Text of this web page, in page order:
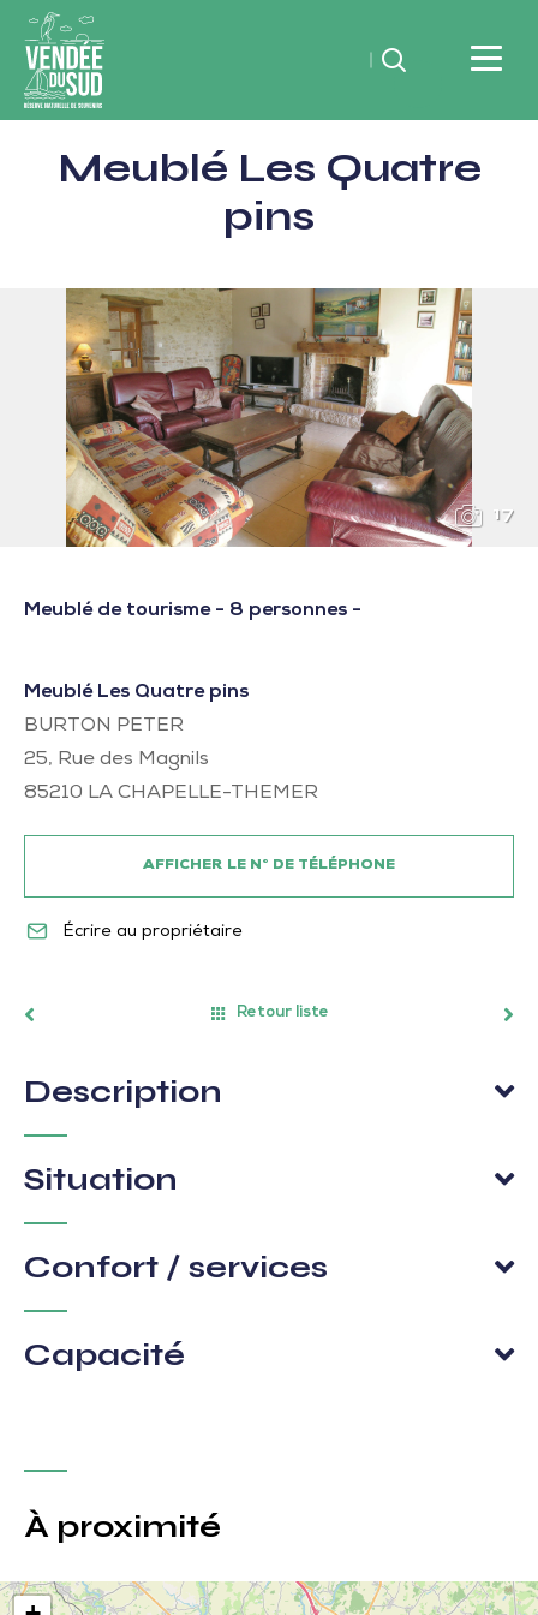
Vendée
souvenirs
Rechercher
Meublé Les Quatre
pins
17
Meublé de tourisme - 8 personnes -
Meublé Les Quatre pins
BURTON PETER
25, Rue des Magnils
85210 LA CHAPELLE-THEMER
AFFICHER LE N° DE TÉLÉPHONE
Écrire au propriétaire
Retour liste
Description
Situation
Confort / services
Capacité
À proximité